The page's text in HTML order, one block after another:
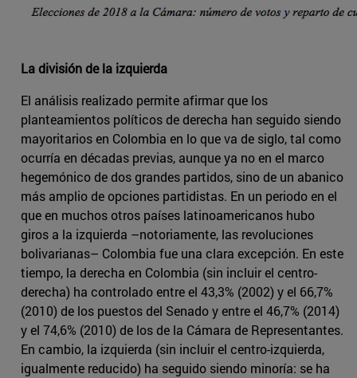
La división de la izquierda
El análisis realizado permite afirmar que los
planteamientos políticos de derecha han seguido siendo
mayoritarios en Colombia en lo que va de siglo, tal como
ocurría en décadas previas, aunque ya no en el marco
hegemónico de dos grandes partidos, sino de un abanico
más amplio de opciones partidistas. En un periodo en el
que en muchos otros países latinoamericanos hubo
giros a la izquierda –notoriamente, las revoluciones
bolivarianas– Colombia fue una clara excepción. En este
tiempo, la derecha en Colombia (sin incluir el centro-
derecha) ha controlado entre el 43,3% (2002) y el 66,7%
(2010) de los puestos del Senado y entre el 46,7% (2014)
y el 74,6% (2010) de los de la Cámara de Representantes.
En cambio, la izquierda (sin incluir el centro-izquierda,
igualmente reducido) ha seguido siendo minoría: se ha